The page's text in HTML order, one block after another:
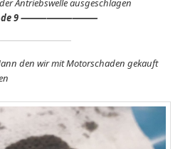
Antriebswelle ausgeschlagen
9 ⸻⸻⸻
den wir mit Motorschaden gekauft